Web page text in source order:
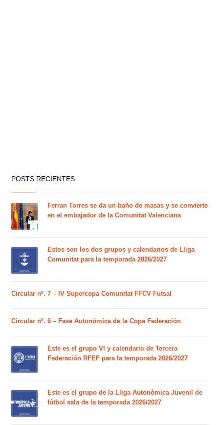
POSTS RECIENTES
Ferran Torres se da un baño de masas y se convierte
en el embajador de la Comunitat Valenciana
Estos son los dos grupos y calendarios de Lliga
Comunitat para la temporada 2026/2027
Circular nº. 7 – IV Supercopa Comunitat FFCV Futsal
Circular nº. 6 – Fase Autonómica de la Copa Federación
Este es el grupo VI y calendario de Tercera
Federación RFEF para la temporada 2026/2027
Este es el grupo de la Lliga Autonòmica Juvenil de
fútbol sala de la temporada 2026/2027